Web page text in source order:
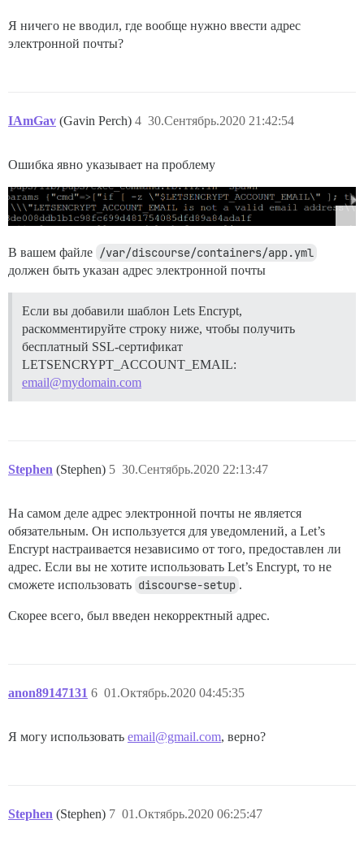
Я ничего не вводил, где вообще нужно ввести адрес
электронной почты?
IAmGav (Gavin Perch) 30.Сентябрь.2020 21:42:54
4
Ошибка явно указывает на проблему
В вашем файле /var/discourse/containers/app.yml
должен быть указан адрес электронной почты
Если вы добавили шаблон Lets Encrypt,
раскомментируйте строку ниже, чтобы получить
бесплатный SSL-сертификат
LETSENCRYPT_ACCOUNT_EMAIL:
email@mydomain.com
Stephen (Stephen) 30.Сентябрь.2020 22:13:47
5
На самом деле адрес электронной почты не является
обязательным. Он используется для уведомлений, а Let’s
Encrypt настраивается независимо от того, предоставлен ли
адрес. Если вы не хотите использовать Let’s Encrypt, то не
сможете использовать discourse-setup .
Скорее всего, был введен некорректный адрес.
anon89147131 01.Октябрь.2020 04:45:35
6
Я могу использовать email@gmail.com, верно?
Stephen (Stephen) 01.Октябрь.2020 06:25:47
7